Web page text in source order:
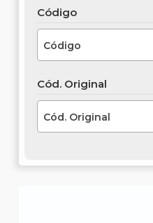
Código
Código
Cód. Original
Cód. Original